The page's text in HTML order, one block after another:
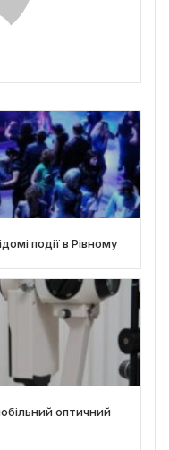
події в Рівному
оптичний